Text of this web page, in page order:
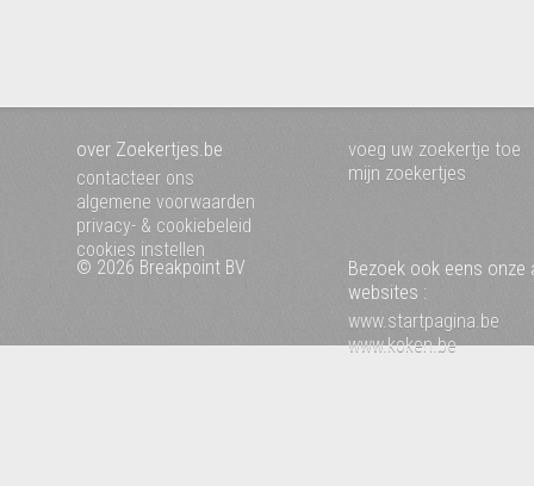
over Zoekertjes.be
contacteer ons
algemene voorwaarden
privacy- & cookiebeleid
cookies instellen
voeg uw zoekertje toe
mijn zoekertjes
© 2026 Breakpoint BV
Bezoek ook eens onze
websites :
www.startpagina.be
www.koken.be